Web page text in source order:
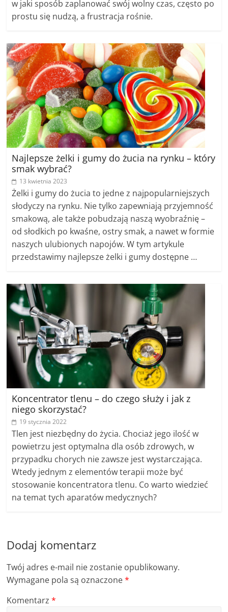
w jaki sposób zaplanować swój wolny czas, często po
prostu się nudzą, a frustracja rośnie.
Najlepsze żelki i gumy do żucia na rynku – który
smak wybrać?
13 kwietnia 2023
Żelki i gumy do żucia to jedne z najpopularniejszych
słodyczy na rynku. Nie tylko zapewniają przyjemność
smakową, ale także pobudzają naszą wyobraźnię –
od słodkich po kwaśne, ostry smak, a nawet w formie
naszych ulubionych napojów. W tym artykule
przedstawimy najlepsze żelki i gumy dostępne …
Koncentrator tlenu – do czego służy i jak z
niego skorzystać?
19 stycznia 2022
Tlen jest niezbędny do życia. Chociaż jego ilość w
powietrzu jest optymalna dla osób zdrowych, w
przypadku chorych nie zawsze jest wystarczająca.
Wtedy jednym z elementów terapii może być
stosowanie koncentratora tlenu. Co warto wiedzieć
na temat tych aparatów medycznych?
Dodaj komentarz
Twój adres e-mail nie zostanie opublikowany.
Wymagane pola są oznaczone*
Komentarz*